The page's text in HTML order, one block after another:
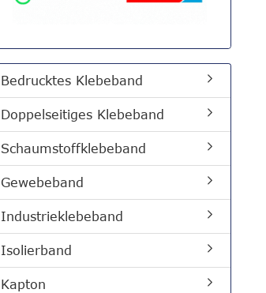
Bedrucktes Klebeband
Doppelseitiges Klebeband
Schaumstoffklebeband
Gewebeband
Industrieklebeband
Isolierband
Kapton